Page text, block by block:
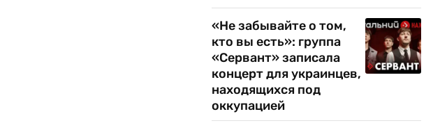
«Не забывайте о том,
кто вы есть»: группа
«Сервант» записала
концерт для украинцев,
находящихся под
оккупацией